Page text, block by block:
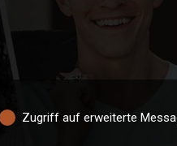
Zugriff auf erweiterte